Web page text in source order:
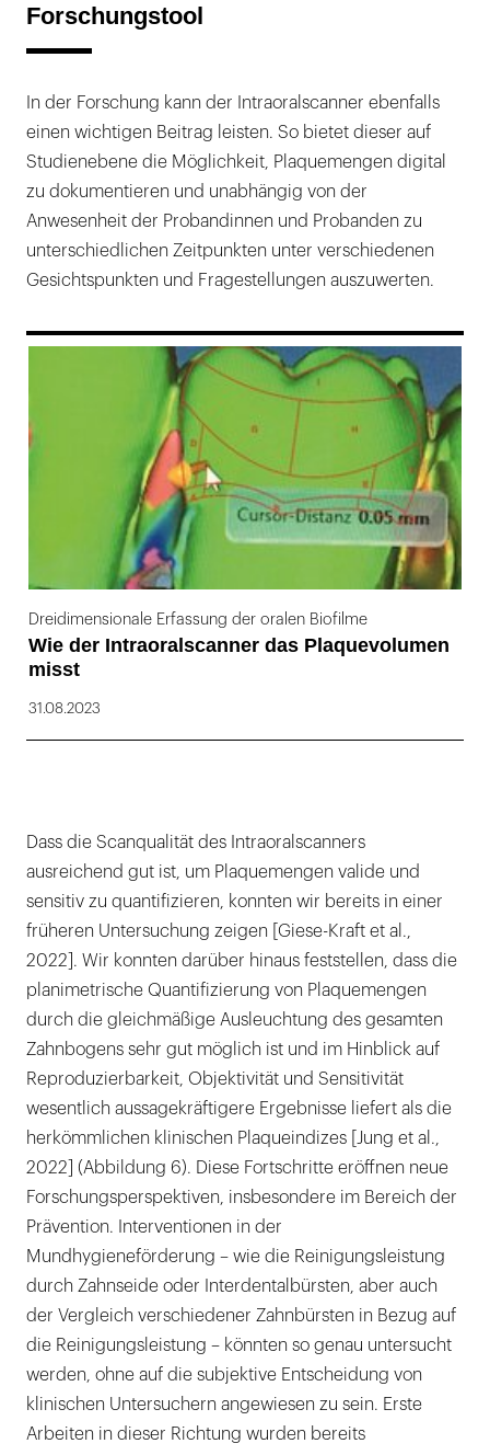
Forschungstool
In der Forschung kann der Intraoralscanner ebenfalls
einen wichtigen Beitrag leisten. So bietet dieser auf
Studienebene die Möglichkeit, Plaquemengen digital
zu dokumentieren und unabhängig von der
Anwesenheit der Probandinnen und Probanden zu
unterschiedlichen Zeitpunkten unter verschiedenen
Gesichtspunkten und Fragestellungen auszuwerten.
Dreidimensionale Erfassung der oralen Biofilme
Wie der Intraoralscanner das Plaquevolumen
misst
31.08.2023
Dass die Scanqualität des Intraoralscanners
ausreichend gut ist, um Plaquemengen valide und
sensitiv zu quantifizieren, konnten wir bereits in einer
früheren Untersuchung zeigen [Giese-Kraft et al.,
2022]. Wir konnten darüber hinaus feststellen, dass die
planimetrische Quantifizierung von Plaquemengen
durch die gleichmäßige Ausleuchtung des gesamten
Zahnbogens sehr gut möglich ist und im Hinblick auf
Reproduzierbarkeit, Objektivität und Sensitivität
wesentlich aussagekräftigere Ergebnisse liefert als die
herkömmlichen klinischen Plaqueindizes [Jung et al.,
2022] (Abbildung 6). Diese Fortschritte eröffnen neue
Forschungsperspektiven, insbesondere im Bereich der
Prävention. Interventionen in der
Mundhygieneförderung – wie die Reinigungsleistung
durch Zahnseide oder Interdentalbürsten, aber auch
der Vergleich verschiedener Zahnbürsten in Bezug auf
die Reinigungsleistung – könnten so genau untersucht
werden, ohne auf die subjektive Entscheidung von
klinischen Untersuchern angewiesen zu sein. Erste
Arbeiten in dieser Richtung wurden bereits